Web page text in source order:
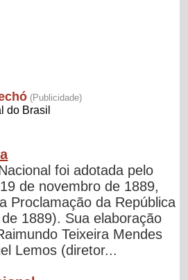
foi adotada pelo
de novembro de 1889,
Proclamação da República
1889). Sua elaboração
Teixeira Mendes
Lemos (diretor...